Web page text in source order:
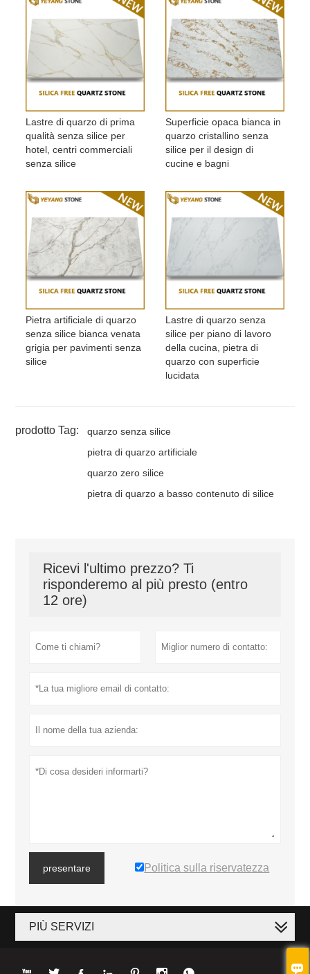

Lastre di quarzo di prima
qualità senza silice per
hotel, centri commerciali
senza silice
Superficie opaca bianca in
quarzo cristallino senza
silice per il design di
cucine e bagni
Pietra artificiale di quarzo
senza silice bianca venata
grigia per pavimenti senza
silice
Lastre di quarzo senza
silice per piano di lavoro
della cucina, pietra di
quarzo con superficie
lucidata
prodotto Tag:
quarzo senza silice
pietra di quarzo artificiale
quarzo zero silice
pietra di quarzo a basso contenuto di silice
Ricevi l'ultimo prezzo? Ti
risponderemo al più presto (entro
12 ore)
presentare Politica sulla riservatezza
PIÙ SERVIZI